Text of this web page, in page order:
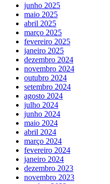
junho 2025
maio 2025
abril 2025
março 2025
fevereiro 2025
janeiro 2025
dezembro 2024
novembro 2024
outubro 2024
setembro 2024
agosto 2024
julho 2024
junho 2024
maio 2024
abril 2024
março 2024
fevereiro 2024
janeiro 2024
dezembro 2023
novembro 2023